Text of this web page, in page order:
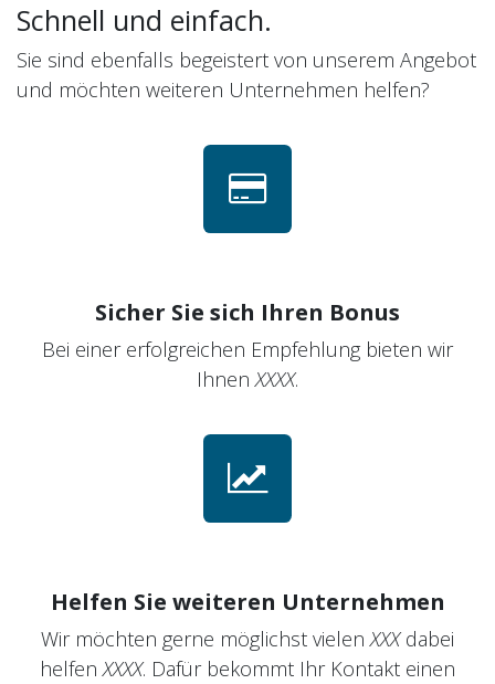
Schnell und einfach.
Sie sind ebenfalls begeistert von unserem Angebot
und möchten weiteren Unternehmen helfen?
Sicher Sie sich Ihren Bonus
Bei einer erfolgreichen Empfehlung bieten wir
IhnenXXXX.
Helfen Sie weiteren Unternehmen
Wir möchten gerne möglichst vielenXXXdabei
helfenXXXX. Dafür bekommt Ihr Kontakt einen